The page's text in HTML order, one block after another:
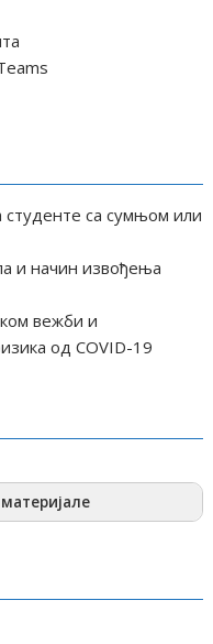
са сумњом или
и начин извођења
вежби и
од COVID-19